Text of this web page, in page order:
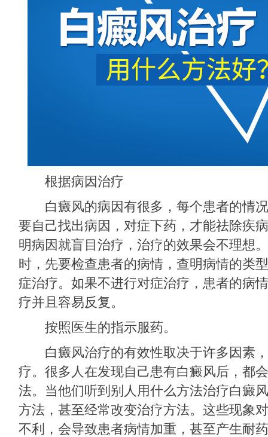
根据病因治疗
白癜风的病因有很多，每个患者的情况
要自己找出病因，对症下药，才能祛除疾
明病因就盲目治疗，治疗的效果会不理想
时，先要检查患者的病情，查明病情的类
症治疗。如果不进行对症治疗，患者的病
疗并且容易反复。
按照医生的指示服药。
白癜风治疗的有效性取决于许多因素，
疗。很多人在发现自己患有白癜风后，都
法。当他们听到别人用什么方法治疗白癜
方法，甚至经常改变治疗方法。这些现象
不利，会导致患者病情加重，甚至产生耐